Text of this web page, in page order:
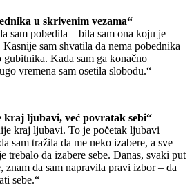
u skrivenim vezama“
sam pobedila – bila sam ona koju je
sam shvatila da nema pobednika
Kada sam ga konačno
vremena sam osetila slobodu.“
kraj ljubavi, već povratak sebi“
kraj ljubavi. To je početak ljubavi
sam tražila da me neko izabere, a sve
trebalo da izabere sebe. Danas, svaki put
znam da sam napravila pravi izbor – da
sebe.“